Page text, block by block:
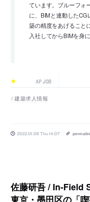
ています。ブルーフォ
に、BIMと連動した
築の精度をあげること
入社してからBIMを身
AP JOB
建築求人情報
2022.01.06 Thu 14:07
佐藤研吾 / In-Field
東京・墨田区の「喫